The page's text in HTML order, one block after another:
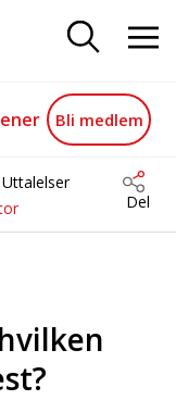
Bli medlem
Uttalelser
Del